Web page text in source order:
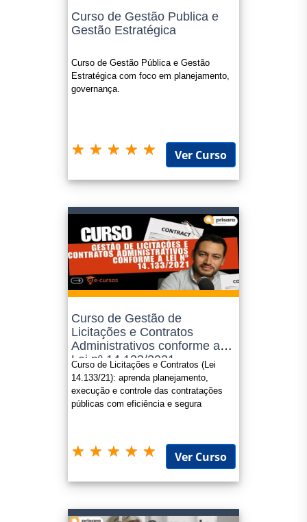
Curso de Gestão Publica e
Gestão Estratégica
Curso de Gestão Pública e Gestão
Estratégica com foco em planejamento,
governança.
Ver Curso
Curso de Gestão de
Licitações e Contratos
Administrativos conforme a
Lei nº 14.133/2021
Curso de Licitações e Contratos (Lei
14.133/21): aprenda planejamento,
execução e controle das contratações
públicas com eficiência e segura
Ver Curso